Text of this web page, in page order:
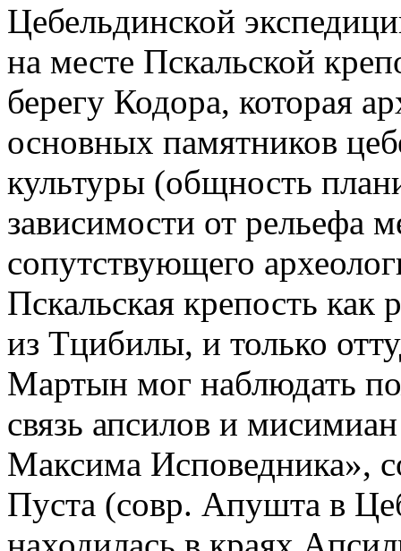
Цебельдинской
на месте Пскальской
берегу Кодора, которая
основных памятников
культуры (общность
зависимости от рельефа
сопутствующего
Пскальская крепость как
из Тцибилы, и только
Мартын мог наблюдать
связь апсилов и
Максима Исповедника»,
Пуста (совр. Апушта в